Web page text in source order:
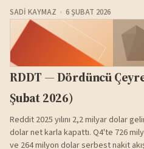
SADI KAYMAZ 6 ŞUBAT 2026
RDDT — Dördüncü
Şubat 2026)
Reddit 2025 yılını 2,2 milyar dolar
dolar net karla kapattı. Q4'te 726
ve 264 milyon dolar serbest nakit